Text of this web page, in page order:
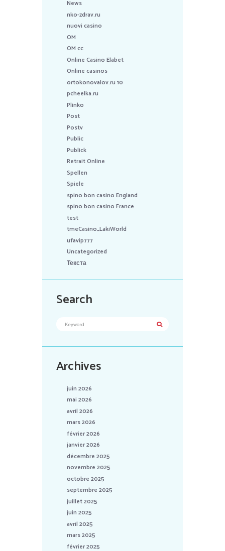
News
nko-zdrav.ru
nuovi casino
OM
OM cc
Online Casino Elabet
Online casinos
ortokonovalov.ru 10
pcheelka.ru
Plinko
Post
Postv
Public
Publick
Retrait Online
Spellen
Spiele
spino bon casino England
spino bon casino France
test
tmeCasino_LakiWorld
ufavip777
Uncategorized
Текста
Search
Archives
juin 2026
mai 2026
avril 2026
mars 2026
février 2026
janvier 2026
décembre 2025
novembre 2025
octobre 2025
septembre 2025
juillet 2025
juin 2025
avril 2025
mars 2025
février 2025